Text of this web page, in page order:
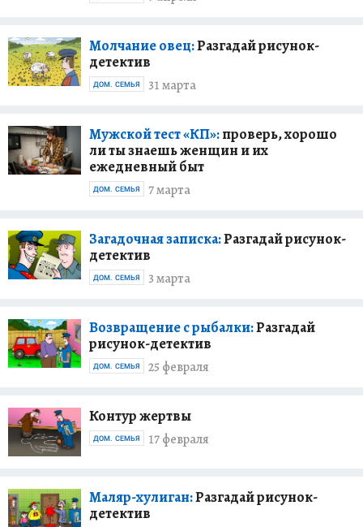
Молчание овец:Разгадай рисунок-
детектив
31 марта
ДОМ. СЕМЬЯ
Мужской тест «КП»:проверь, хорошо
ли ты знаешь женщин и их
ежедневный быт
7 марта
ДОМ. СЕМЬЯ
Загадочная записка:Разгадай рисунок-
детектив
3 марта
ДОМ. СЕМЬЯ
Возвращение с рыбалки:Разгадай
рисунок-детектив
25 февраля
ДОМ. СЕМЬЯ
Контур жертвы
17 февраля
ДОМ. СЕМЬЯ
Маляр-хулиган:Разгадай рисунок-
детектив